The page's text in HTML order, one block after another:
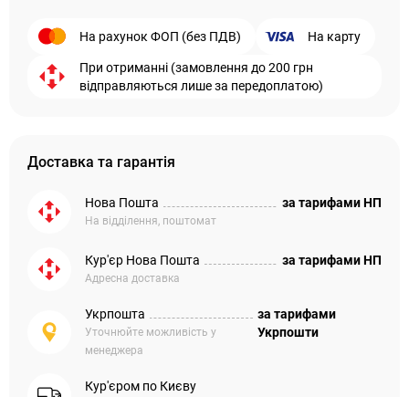
На рахунок ФОП (без ПДВ) На карту
При отриманні (замовлення до 200 грн
відправляються лише за передоплатою)
Доставка та гарантія
Нова Пошта
На відділення, поштомат
за тарифами НП
Кур'єр Нова Пошта
Адресна доставка
за тарифами НП
Укрпошта
Уточнюйте можливість у
менеджера
за тарифами
Укрпошти
Кур'єром по Києву